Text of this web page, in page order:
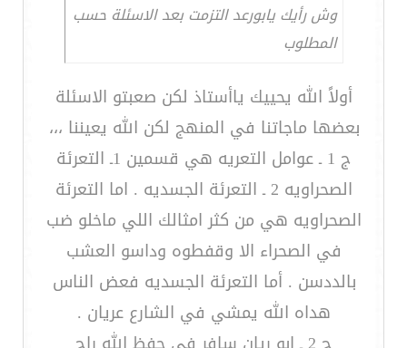
وش رأيك يابورعد التزمت بعد الاسئلة حسب
المطلوب
أولاً الله يحييك ياأستاذ لكن صعبتو الاسئلة
بعضها ماجاتنا في المنهج لكن الله يعيننا ،،،
ج 1 ـ عوامل التعريه هي قسمين 1ـ التعرئة
الصحراويه 2 ـ التعرئة الجسديه . اما التعرئة
الصحراويه هي من كثر امثالك اللي ماخلو ضب
في الصحراء الا وقفطوه وداسو العشب
بالددسن . أما التعرئة الجسديه فعض الناس
هداه الله يمشي في الشارع عريان .